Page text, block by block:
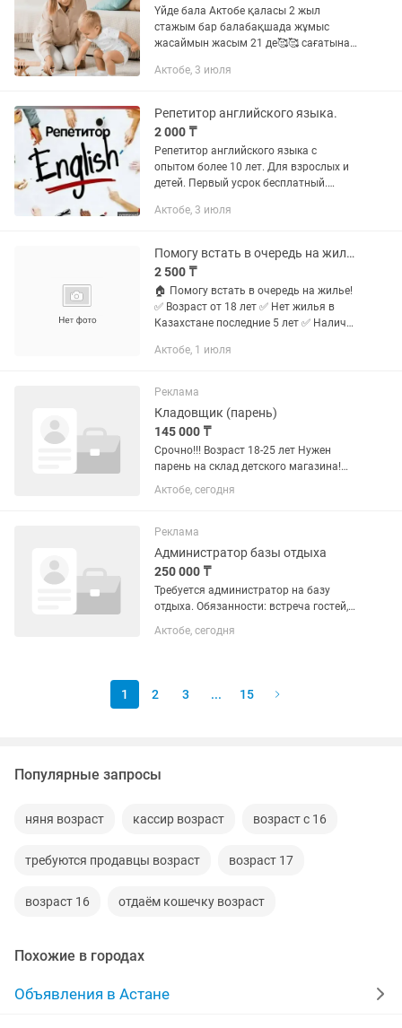
Үйде бала Актобе қаласы 2 жыл
стажым бар балабақшада жұмыс
жасаймын жасым 21 де🥰🥰 сағатына
Актобе, работаю в детском саду, стаж
Актобе, 3 июля
Репетитор английского языка.
2 000 ₸
Репетитор английского языка с
опытом более 10 лет. Для взрослых и
детей. Первый усрок бесплатный.
урок. 1 рок длится 50 минут. 1 урок
Актобе, 3 июля
Помогу встать в очередь на жилье!
2 500 ₸
🏠 Помогу встать в очередь на жилье!
✅ Возраст от 18 лет ✅ Нет жилья в
Казахстане последние 5 лет ✅ Наличие
(электронная цифровая подпись). Если
Актобе, 1 июля
Реклама
Кладовщик (парень)
145 000 ₸
Срочно!!! Возраст 18-25 лет Нужен
парень на склад детского магазина!
Зарплата 145.000 +
бонусы.Обязанности поднять, спустить
чистоты на стеллажах и полках
склада....
Актобе, сегодня
Реклама
Администратор базы отдыха
250 000 ₸
Требуется администратор на базу
отдыха. Обязанности: встреча гостей,
платежей, руководство персоналом
Актобе, сегодня
1 2 3 ... 15
Популярные запросы
няня возраст кассир возраст возраст с 16
требуются продавцы возраст возраст 17
возраст 16 отдаём кошечку возраст
Похожие в городах
Объявления в Астане